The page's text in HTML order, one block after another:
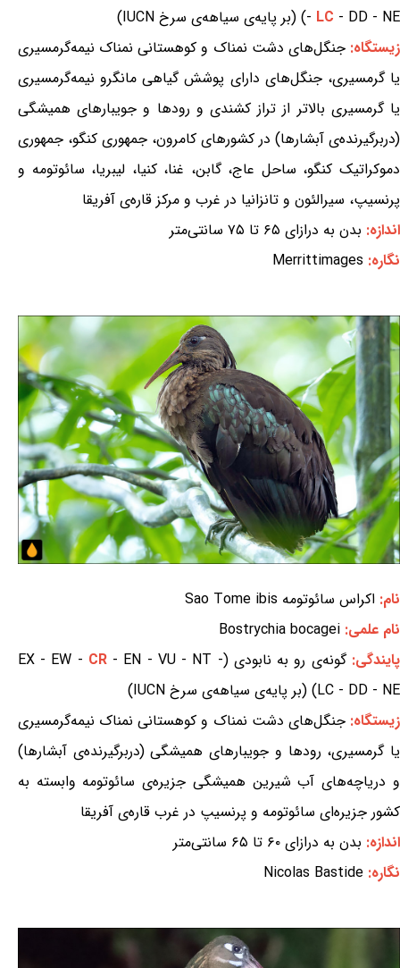
- LC - DD - NE) (بر پایه‌ی سیاهه‌ی سرخ IUCN)
زیستگاه:جنگل‌های دشت نمناک و کوهستانی نمناک نیمه‌گرمسیری
یا گرمسیری، جنگل‌های دارای پوشش گیاهی مانگرو نیمه‌گرمسیری
یا گرمسیری بالاتر از تراز کشندی و رودها و جویبارهای همیشگی
(دربرگیرنده‌ی آبشارها) در کشورهای کامرون، جمهوری کنگو، جمهوری
دموکراتیک کنگو، ساحل عاج، گابن، غنا، کنیا، لیبریا، سائوتومه و
پرنسیپ، سیرالئون و تانزانیا در غرب و مرکز قاره‌ی آفریقا
اندازه: بدن به درازای ۶۵ تا ۷۵ سانتی‌متر
نگاره: Merrittimages
نام: اکراس سائوتومه Sao Tome ibis
نام علمی: Bostrychia bocagei
پایندگی:گونه‌ی رو به نابودی (EX - EW - CR - EN - VU - NT -
LC - DD - NE) (بر پایه‌ی سیاهه‌ی سرخ IUCN)
زیستگاه:جنگل‌های دشت نمناک و کوهستانی نمناک نیمه‌گرمسیری
یا گرمسیری، رودها و جویبارهای همیشگی (دربرگیرنده‌ی آبشارها)
و دریاچه‌های آب شیرین همیشگی جزیره‌ی سائوتومه وابسته به
کشور جزیره‌ای سائوتومه و پرنسیپ در غرب قاره‌ی آفریقا
اندازه: بدن به درازای ۶۰ تا ۶۵ سانتی‌متر
نگاره: Nicolas Bastide